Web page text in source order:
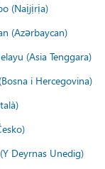
(Naịjịrịa)
(Azərbaycan)
(Asia Tenggara)
i Hercegovina)
Deyrnas Unedig)